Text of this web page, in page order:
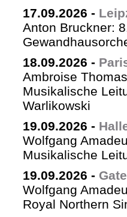
17.09.2026 -
Anton Bruckner:
18.09.2026 -
Ambroise
Musikalische
Warlikowski
19.09.2026 -
Wolfgang
Musikalische
19.09.2026 -
Wolfgang
Royal Northern